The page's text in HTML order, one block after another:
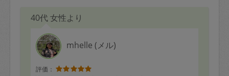
40代 女性より
mhelle (メル)
評価：